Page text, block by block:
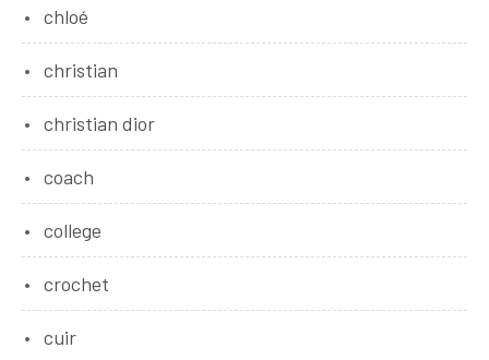
chloé
christian
christian dior
coach
college
crochet
cuir